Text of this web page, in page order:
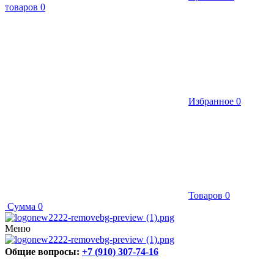
товаров 0
Избранное 0
Товаров 0
Сумма 0
Меню
Общие вопросы: +7 (910) 307-74-16